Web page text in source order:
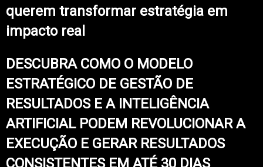
querem transformar estratégia em
impacto real
DESCUBRA COMO O MODELO
ESTRATÉGICO DE GESTÃO DE
RESULTADOS E A INTELIGÊNCIA
ARTIFICIAL PODEM REVOLUCIONAR A
EXECUÇÃO E GERAR RESULTADOS
CONSISTENTES EM ATÉ 30 DIAS